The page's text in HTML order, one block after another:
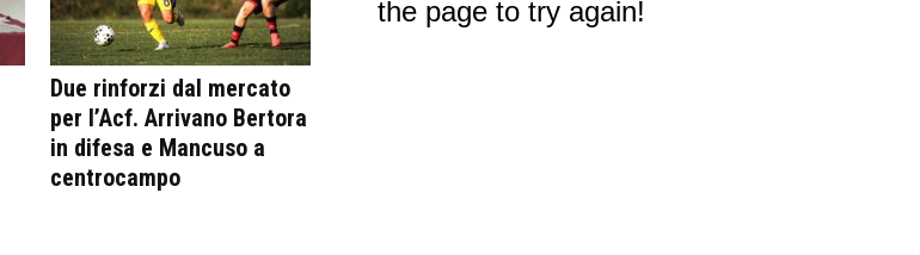
Due rinforzi dal mercato
per l’Acf. Arrivano Bertora
in difesa e Mancuso a
centrocampo